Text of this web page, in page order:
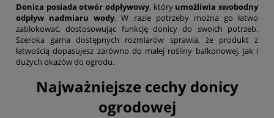
Donica posiada otwór odpływowy, który umożliwia swobodny
odpływ nadmiaru wody. W razie potrzeby można go łatwo
zablokować, dostosowując funkcję donicy do swoich potrzeb.
Szeroka gama dostępnych rozmiarów sprawia, że produkt z
łatwością dopasujesz zarówno do małej rośliny balkonowej, jak i
dużych okazów do ogrodu.
Najważniejsze cechy donicy
ogrodowej